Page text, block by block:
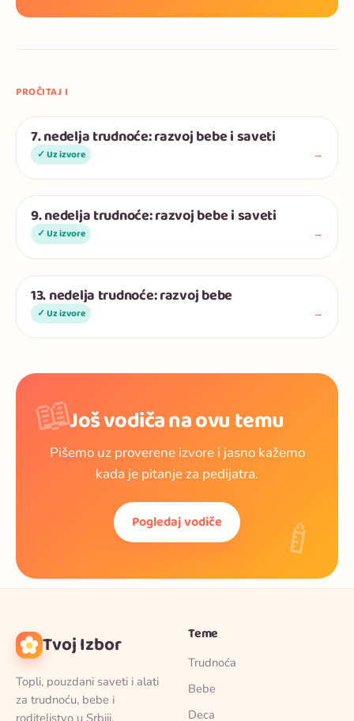
PROČITAJ I
Trudnoća
7. nedelja trudnoće: razvoj bebe i saveti
✓ Uz izvore →
Trudnoća
9. nedelja trudnoće: razvoj bebe i saveti
✓ Uz izvore →
Trudnoća
13. nedelja trudnoće: razvoj bebe
✓ Uz izvore →
📖
🍼
Još vodiča na ovu temu
Pišemo uz proverene izvore i jasno kažemo
kada je pitanje za pedijatra.
Pogledaj vodiče
Tvoj Izbor
Topli, pouzdani saveti i alati
za trudnoću, bebe i
roditeljstvo u Srbiji.
Teme
Trudnoća
Bebe
Deca